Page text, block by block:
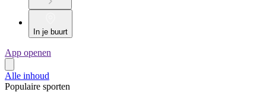
In je buurt
App openen
Alle inhoud
Populaire sporten